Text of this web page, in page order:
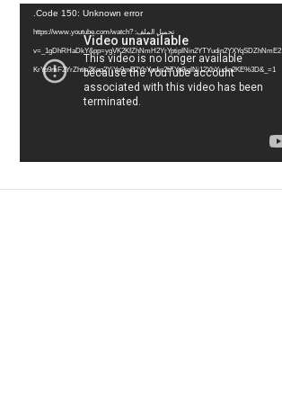
ر
و
ت
ق
Code 150: Unknown error.
تحميل الملف: https://www.youtube.com/watch?
v=_1gDhRHaDkY&pp=ygVK2KfZhNmH2YrYptipINin2YTYudin2YXYqSDZhNmE2
KrYp9mF2YrZhtin2Kog2YjYp9mE2YbYudin2LTYp9iqINi12YbYudin2KE%3D&_=1